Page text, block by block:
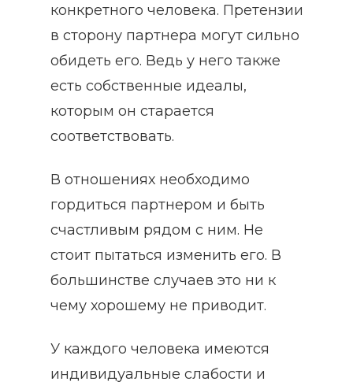
конкретного человека. Претензии
в сторону партнера могут сильно
обидеть его. Ведь у него также
есть собственные идеалы,
которым он старается
соответствовать.
В отношениях необходимо
гордиться партнером и быть
счастливым рядом с ним. Не
стоит пытаться изменить его. В
большинстве случаев это ни к
чему хорошему не приводит.
У каждого человека имеются
индивидуальные слабости и